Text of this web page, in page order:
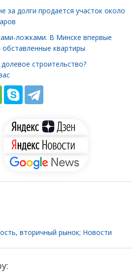
за долги продается участок около
ложками. В Минске впервые
квартиры
строительство?
вторичный рынок; Новости